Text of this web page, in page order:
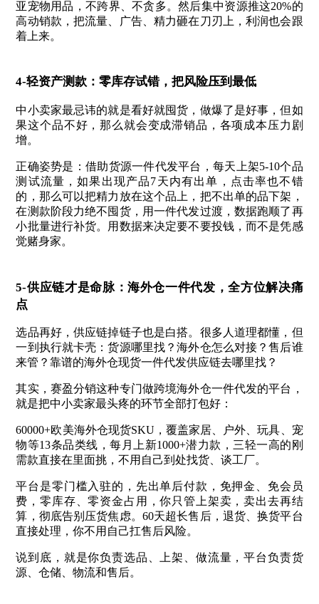
亚宠物用品，不跨界、不贪多。然后集中资源推这20%的
高动销款，把流量、广告、精力砸在刀刃上，利润也会跟
着上来。
4-轻资产测款：零库存试错，把风险压到最低
中小卖家最忌讳的就是看好就囤货，做爆了是好事，但如
果这个品不好，那么就会变成滞销品，各项成本压力剧
增。
正确姿势是：借助货源一件代发平台，每天上架5-10个品
测试流量，如果出现产品7天内有出单，点击率也不错
的，那么可以把精力放在这个品上，把不出单的品下架，
在测款阶段力绝不囤货，用一件代发过渡，数据跑顺了再
小批量进行补货。用数据来决定要不要投钱，而不是凭感
觉赌身家。
5-供应链才是命脉：海外仓一件代发，全方位解决痛
点
选品再好，供应链掉链子也是白搭。 很多人道理都懂，但
一到执行就卡壳：货源哪里找？海外仓怎么对接？售后谁
来管？靠谱的海外仓现货一件代发供应链去哪里找？
其实，赛盈分销这种专门做跨境海外仓一件代发的平台，
就是把中小卖家最头疼的环节全部打包好：
60000+欧美海外仓现货SKU，覆盖家居、户外、玩具、宠
物等13条品类线，每月上新1000+潜力款，三轻一高的刚
需款直接在里面挑，不用自己到处找货、谈工厂。
平台是零门槛入驻的，先出单后付款，免押金、免会员
费，零库存、零资金占用，你只管上架卖，卖出去再结
算，彻底告别压货焦虑。60天超长售后，退货、换货平台
直接处理，你不用自己扛售后风险。
说到底，就是你负责选品、上架、做流量，平台负责货
源、仓储、物流和售后。